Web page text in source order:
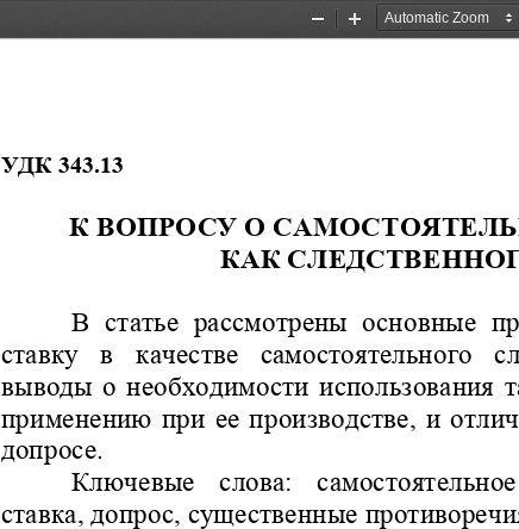
Zoom
Zoom
УДК 343.13
К ВОПРОСУ О
КАК
В  статье  рассмотрены  основные
ставку   в   качестве   самостоятельного
выводы о  необходимости  использования
применению при ее производстве , и
допросе.
Ключевые   слова:
ставка, допрос, существенные прот